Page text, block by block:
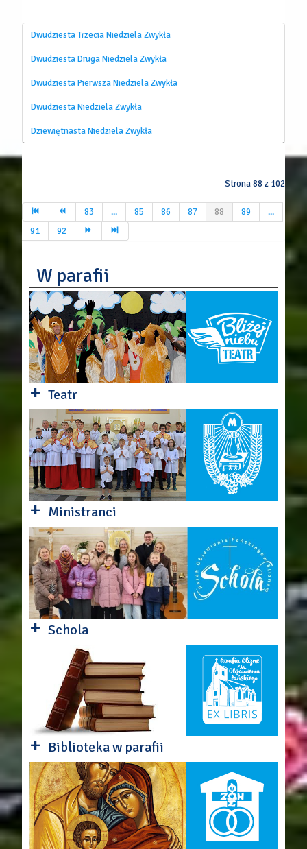
Dwudziesta Trzecia Niedziela Zwykła
Dwudziesta Druga Niedziela Zwykła
Dwudziesta Pierwsza Niedziela Zwykła
Dwudziesta Niedziela Zwykła
Dziewiętnasta Niedziela Zwykła
Strona 88 z 102
83 ... 85 86 87 88 89
...
91
92
W parafii
+ Teatr
+ Ministranci
+ Schola
+ Biblioteka w parafii